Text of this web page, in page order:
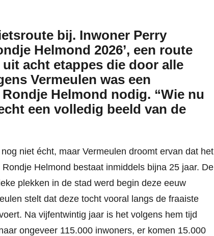
bij. Inwoner Perry
Helmond 2026’, een route
acht etappes die door alle
Vermeulen was een
Helmond nodig. “Wie nu
een volledig beeld van de
niet écht, maar Vermeulen droomt ervan dat het
Helmond bestaat inmiddels bijna 25 jaar. De
plekken in de stad werd begin deze eeuw
stelt dat deze tocht vooral langs de fraaiste
Na vijfentwintig jaar is het volgens hem tijd
ongeveer 115.000 inwoners, er komen 15.000